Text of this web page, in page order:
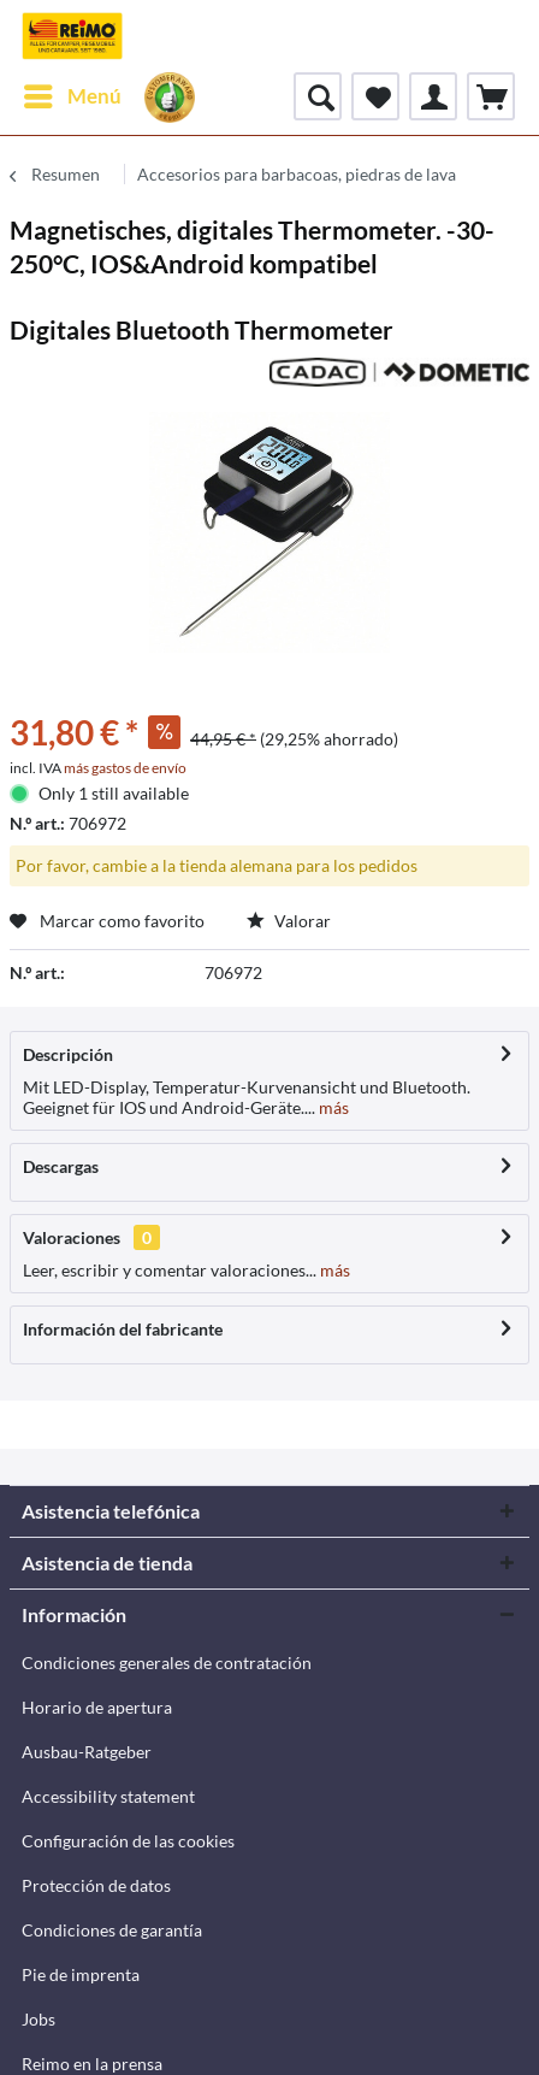
Menú
Resumen Accesorios para barbacoas, piedras de lava
Magnetisches, digitales Thermometer. -30-
250°C, IOS&Android kompatibel
Digitales Bluetooth Thermometer
31,80 € * 44,95 € * (29,25% ahorrado)
incl. IVAmás gastos de envío
Only 1 still available
N.º art.: 706972
Por favor, cambie a la tienda alemana para los pedidos
Marcar como favorito Valorar
N.º art.: 706972
Descripción
Mit LED-Display, Temperatur-Kurvenansicht und Bluetooth.
Geeignet für IOS und Android-Geräte.... más
Descargas
Valoraciones
0
Leer, escribir y comentar valoraciones... más
Información del fabricante
Asistencia telefónica
Asistencia de tienda
Información
Condiciones generales de contratación
Horario de apertura
Ausbau-Ratgeber
Accessibility statement
Configuración de las cookies
Protección de datos
Condiciones de garantía
Pie de imprenta
Jobs
Reimo en la prensa